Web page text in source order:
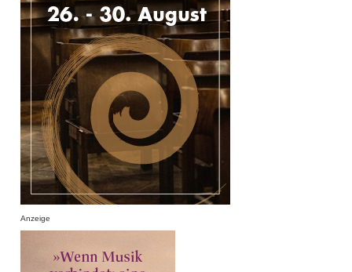
Anzeige